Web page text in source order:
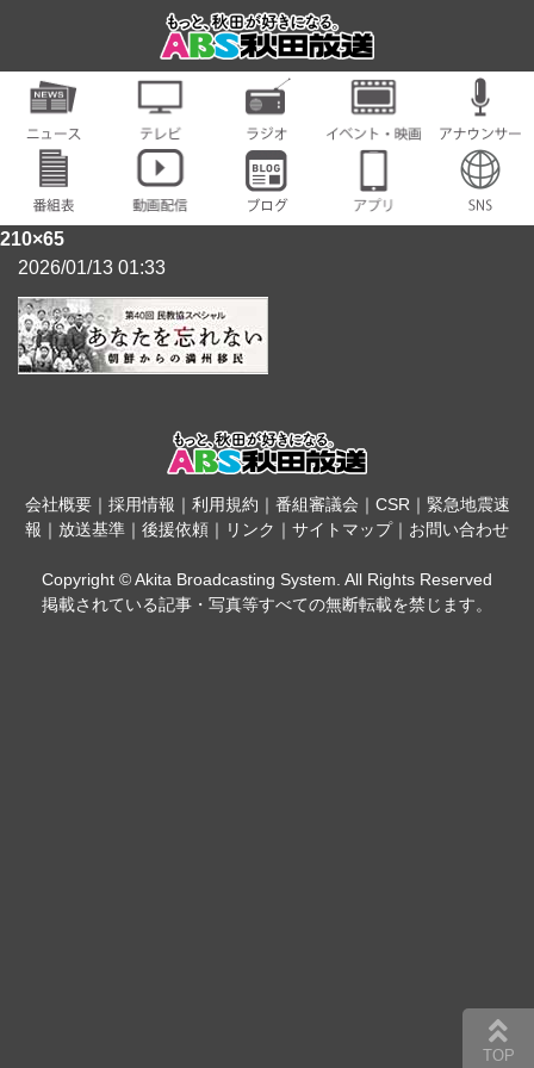
210×65
2026/01/13 01:33
会社概要｜ 採用情報 ｜ 利用規約 ｜ 番組審議会 ｜ CSR｜ 緊急地震速
報 ｜ 放送基準 ｜ 後援依頼 ｜ リンク ｜ サイトマップ｜ お問い合わせ
Copyright © Akita Broadcasting System. All Rights Reserved
掲載されている記事・写真等すべての無断転載を禁じます。